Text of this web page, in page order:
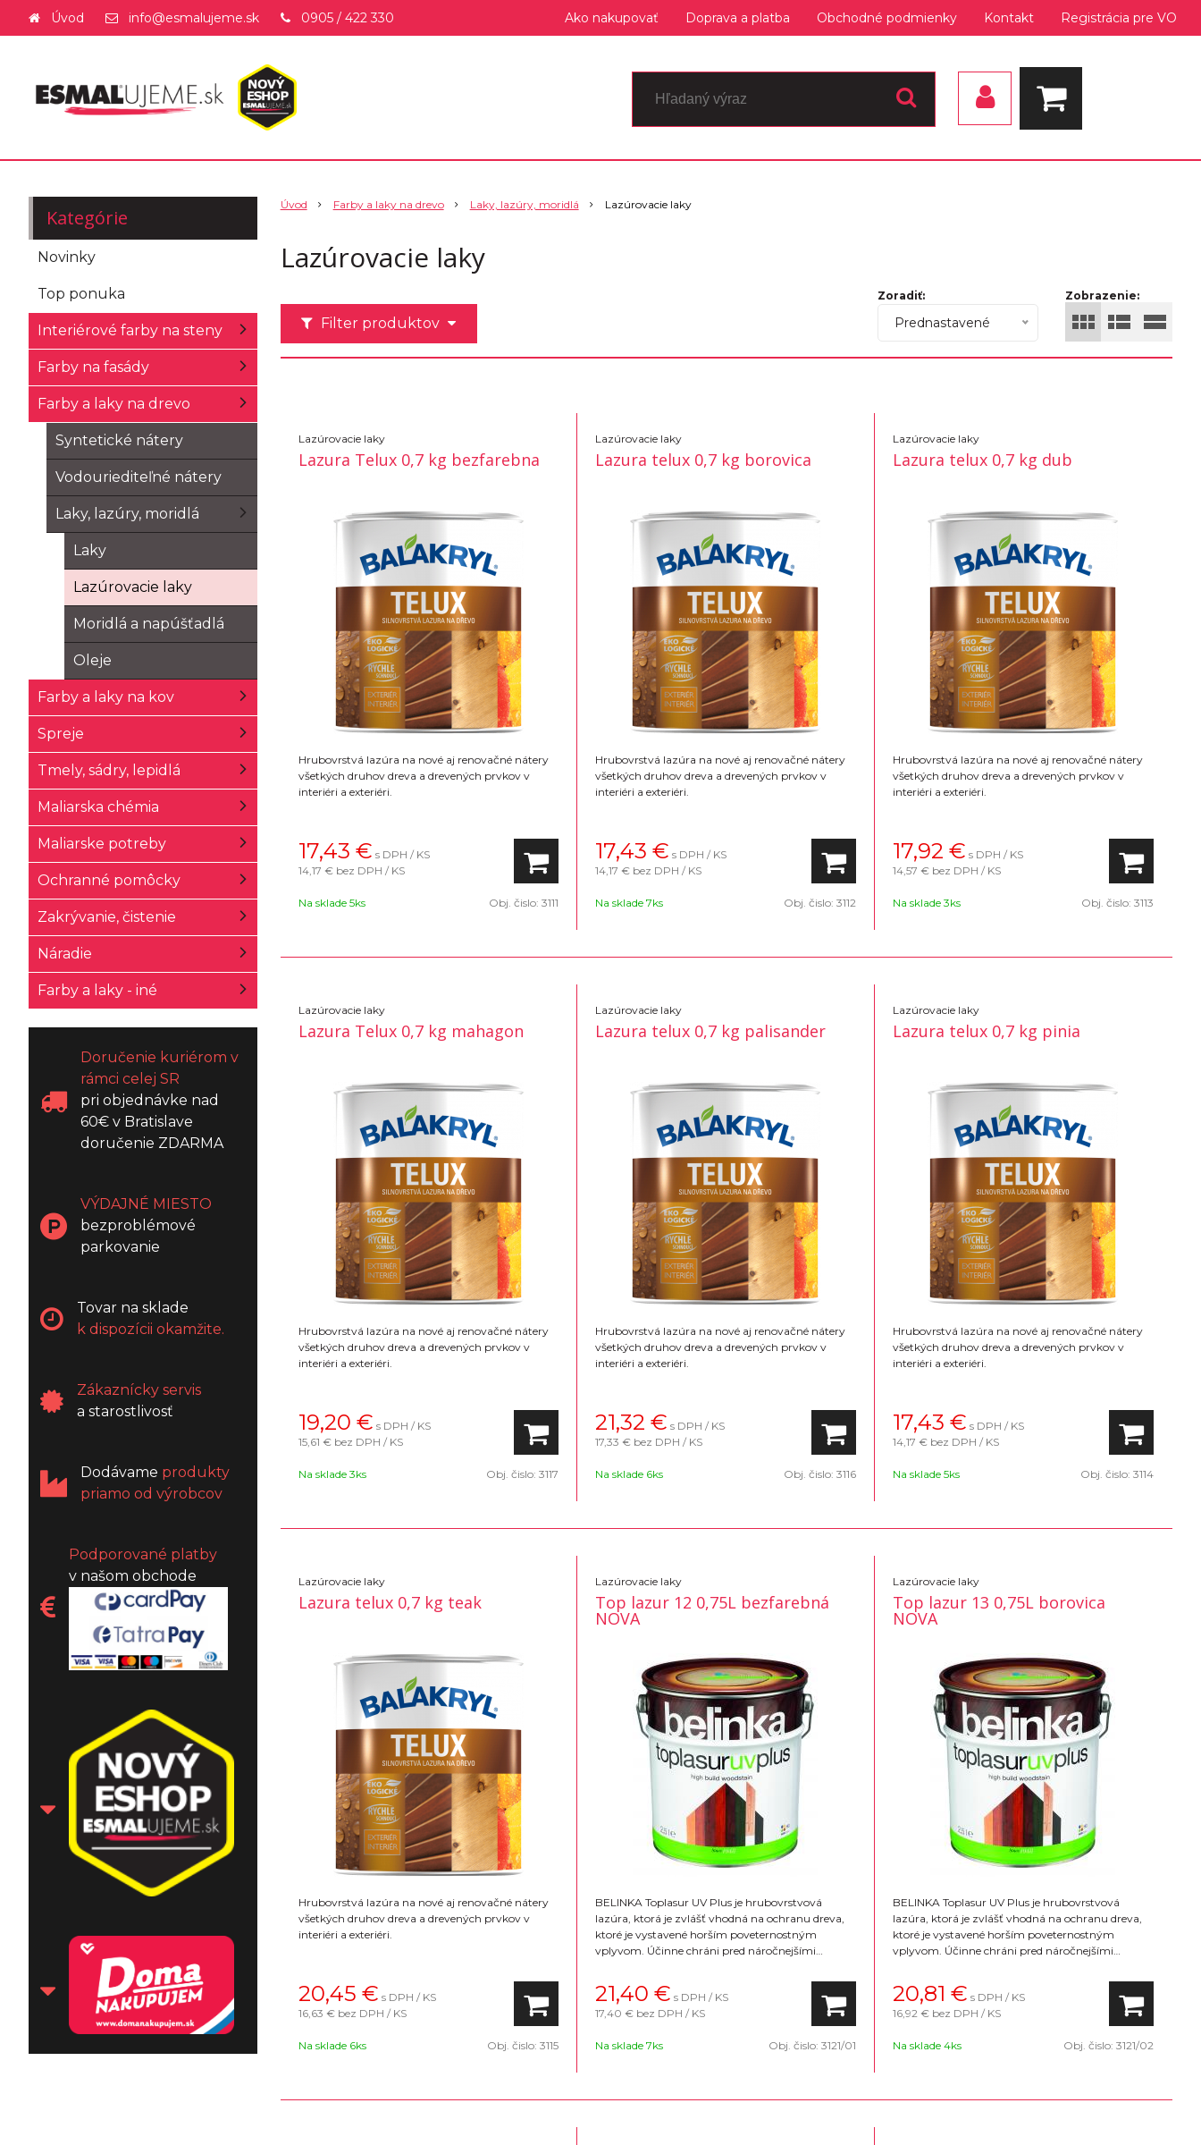
Úvod info@esmalujeme.sk 0905 / 422 330 Ako nakupovať Doprava a platba Obchodné podmienky Kontakt Registrácia pre VO
Úvod Farby a laky na drevo Laky, lazúry, moridlá Lazúrovacie laky
Lazúrovacie laky
Filter produktov
Zobrazenie:
Zoradiť:
Prednastavené
Lazúrovacie laky
Lazura Telux 0,7 kg bezfarebna
Hrubovrstvá lazúra na nové aj renovačné nátery
všetkých druhov dreva a drevených prvkov v
interiéri a exteriéri.
17,43 € s DPH / KS
14,17 € bez DPH / KS
Na sklade 5ks Obj. čislo:3111
Lazúrovacie laky
Lazura telux 0,7 kg borovica
Hrubovrstvá lazúra na nové aj renovačné nátery
všetkých druhov dreva a drevených prvkov v
interiéri a exteriéri.
17,43 € s DPH / KS
14,17 € bez DPH / KS
Na sklade 7ks Obj. čislo:3112
Lazúrovacie laky
Lazura telux 0,7 kg dub
Hrubovrstvá lazúra na nové aj renovačné nátery
všetkých druhov dreva a drevených prvkov v
interiéri a exteriéri.
17,92 € s DPH / KS
14,57 € bez DPH / KS
Na sklade 3ks Obj. čislo: 3113
Lazúrovacie laky
Lazura Telux 0,7 kg mahagon
Hrubovrstvá lazúra na nové aj renovačné nátery
všetkých druhov dreva a drevených prvkov v
interiéri a exteriéri.
19,20 € s DPH / KS
15,61 € bez DPH / KS
Na sklade 3ks Obj. čislo:3117
Lazúrovacie laky
Lazura telux 0,7 kg palisander
Hrubovrstvá lazúra na nové aj renovačné nátery
všetkých druhov dreva a drevených prvkov v
interiéri a exteriéri.
21,32 € s DPH / KS
17,33 € bez DPH / KS
Na sklade 6ks Obj. čislo:3116
Lazúrovacie laky
Lazura telux 0,7 kg pinia
Hrubovrstvá lazúra na nové aj renovačné nátery
všetkých druhov dreva a drevených prvkov v
interiéri a exteriéri.
17,43 € s DPH / KS
14,17 € bez DPH / KS
Na sklade 5ks Obj. čislo: 3114
Lazúrovacie laky
Lazura telux 0,7 kg teak
Hrubovrstvá lazúra na nové aj renovačné nátery
všetkých druhov dreva a drevených prvkov v
interiéri a exteriéri.
20,45 € s DPH / KS
16,63 € bez DPH / KS
Na sklade 6ks Obj. čislo:3115
Lazúrovacie laky
Top lazur 12 0,75L bezfarebná
NOVA
BELINKA Toplasur UV Plus je hrubovrstvová
lazúra, ktorá je zvlášť vhodná na ochranu dreva,
ktoré je vystavené horším poveternostným
vplyvom. Účinne chráni pred náročnejšími
okná a dvere. Konečný vzhľad povrchu je lesklý.
Na výber 16 farebných odtieňov
21,40 € s DPH / KS
17,40 € bez DPH / KS
Na sklade 7ks Obj. čislo:3121/01
Lazúrovacie laky
Top lazur 13 0,75L borovica
NOVA
BELINKA Toplasur UV Plus je hrubovrstvová
lazúra, ktorá je zvlášť vhodná na ochranu dreva,
ktoré je vystavené horším poveternostným
vplyvom. Účinne chráni pred náročnejšími
okná a dvere. Konečný vzhľad povrchu je lesklý.
Na výber 16 farebných odtieňov
20,81 € s DPH / KS
16,92 € bez DPH / KS
Na sklade 4ks Obj. čislo: 3121/02
Kategórie
Novinky
Top ponuka
Interiérové farby na steny
Farby na fasády
Farby a laky na drevo
Syntetické nátery
Vodouriediteľné nátery
Laky, lazúry, moridlá
Laky
Lazúrovacie laky
Moridlá a napúšťadlá
Oleje
Farby a laky na kov
Spreje
Tmely, sádry, lepidlá
Maliarska chémia
Maliarske potreby
Ochranné pomôcky
Zakrývanie, čistenie
Náradie
Farby a laky - iné
Doručenie kuriérom v
rámci celej SR
pri objednávke nad
60€ v Bratislave
doručenie ZDARMA
VÝDAJNÉ MIESTO
bezproblémové
parkovanie
Tovar na sklade
k dispozícii okamžite.
Zákaznícky servis
a starostlivosť
Dodávame produkty
priamo od výrobcov
Podporované platby
v našom obchode